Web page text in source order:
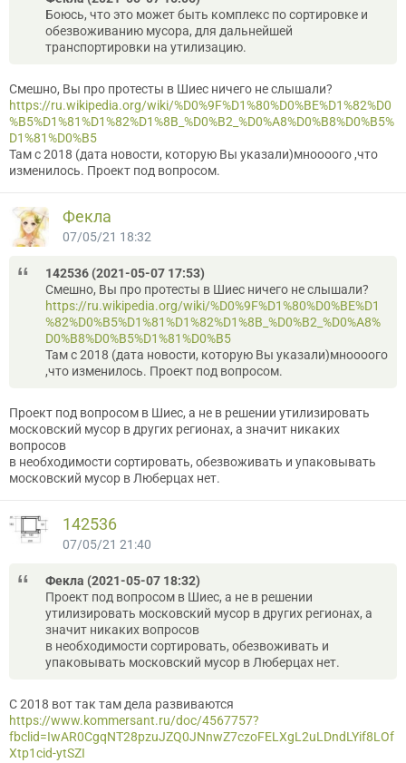
Боюсь, что это может быть комплекс по сортировке и
обезвоживанию мусора, для дальнейшей
транспортировки на утилизацию.
Смешно, Вы про протесты в Шиес ничего не слышали?
https://ru.wikipedia.org/wiki/%D0%9F%D1%80%D0%BE%D1%82%D0
%B5%D1%81%D1%82%D1%8B_%D0%B2_%D0%A8%D0%B8%D0%B5%
D1%81%D0%B5
Там с 2018 (дата новости, которую Вы указали)мноооого ,что
изменилось. Проект под вопросом.
Фекла
07/05/21 18:32
142536 (2021-05-07 17:53)
Смешно, Вы про протесты в Шиес ничего не слышали?
https://ru.wikipedia.org/wiki/%D0%9F%D1%80%D0%BE%D1
%82%D0%B5%D1%81%D1%82%D1%8B_%D0%B2_%D0%A8%
D0%B8%D0%B5%D1%81%D0%B5
Там с 2018 (дата новости, которую Вы указали)мноооого
,что изменилось. Проект под вопросом.
Проект под вопросом в Шиес, а не в решении утилизировать
московский мусор в других регионах, а значит никаких
вопросов
в необходимости сортировать, обезвоживать и упаковывать
московский мусор в Люберцах нет.
142536
07/05/21 21:40
Фекла (2021-05-07 18:32)
Проект под вопросом в Шиес, а не в решении
утилизировать московский мусор в других регионах, а
значит никаких вопросов
в необходимости сортировать, обезвоживать и
упаковывать московский мусор в Люберцах нет.
C 2018 вот так там дела развиваются
https://www.kommersant.ru/doc/4567757?
fbclid=IwAR0CgqNT28pzuJZQ0JNnwZ7czoFELXgL2uLDndLYif8LOf
Xtp1cid-ytSZI